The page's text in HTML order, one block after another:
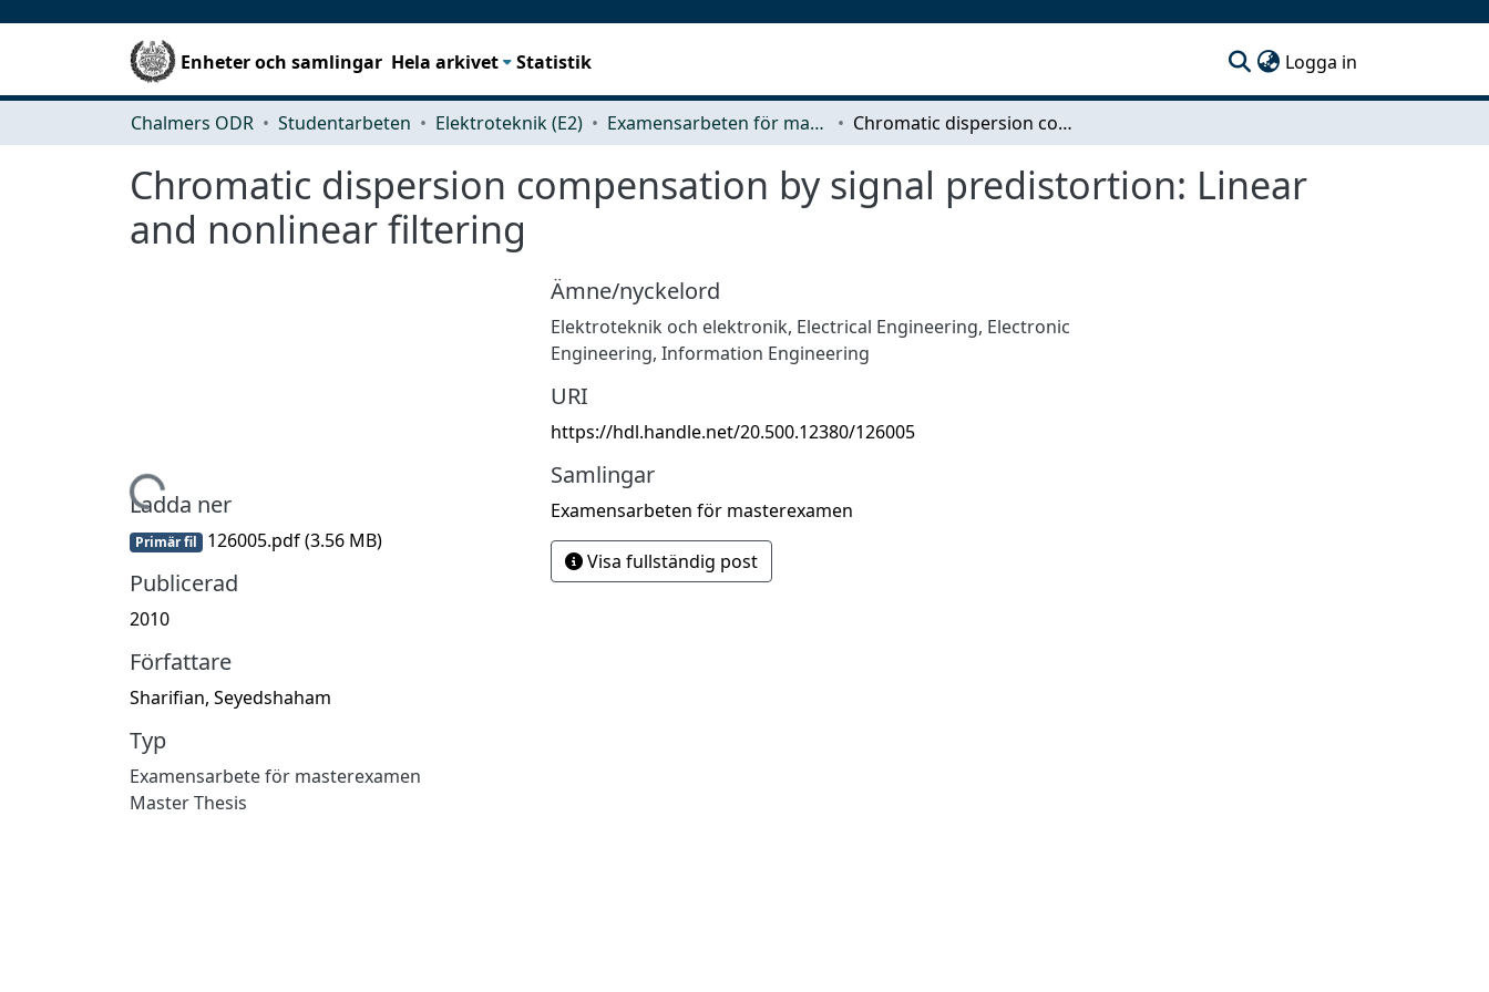
Enheter och samlingar Hela arkivet Statistik Logga in
Chalmers ODR Studentarbeten Elektroteknik (E2) Examensarbeten för masterexamen Chromatic dispersion compensation by signal predistortion: Linear and nonlinear filtering
Chromatic dispersion compensation by signal predistortion: Linear
and nonlinear filtering
Hämtar...
Ladda ner
Primär fil 126005.pdf(3.56 MB)
Publicerad
2010
Författare
Sharifian, Seyedshaham
Typ
Examensarbete för masterexamen
Master Thesis
Ämne/nyckelord
Elektroteknik och elektronik, Electrical Engineering, Electronic
Engineering, Information Engineering
URI
https://hdl.handle.net/20.500.12380/126005
Samlingar
Examensarbeten för masterexamen
Visa fullständig post